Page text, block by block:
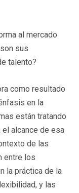
al mercado
sus
talento?
como resultado
en la
están tratando
alcance de esa
de las
entre los
la práctica de la
y las